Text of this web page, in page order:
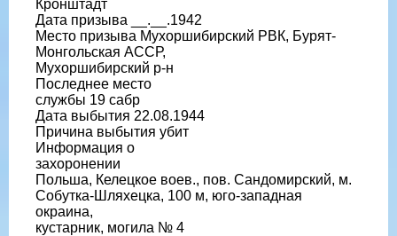
Кронштадт
Дата призыва __.__.1942
Место призыва Мухоршибирский РВК, Бурят-
Монгольская АССР,
Мухоршибирский р-н
Последнее место
службы 19 сабр
Дата выбытия 22.08.1944
Причина выбытия убит
Информация о
захоронении
Польша, Келецкое воев., пов. Сандомирский, м.
Собутка-Шляхецка, 100 м, юго-западная
окраина,
кустарник, могила № 4